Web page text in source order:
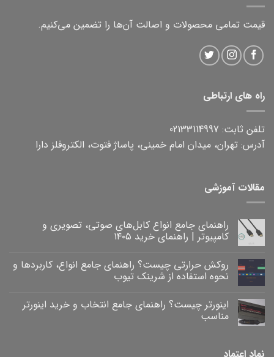
قیمت تمامی محصولات و اصالت آن‌ها را تضمین می‌کنیم.
راه های ارتباطی
تلفن ثابت: 02133114997
آدرس: تهران، میدان امام خمینی، پاساژ فتوت، الکتروفلز دارا
مقالات آموزشی
راهنمای جامع انواع کابل‌های صوتی، تصویری و
کامپیوتر | راهنمای خرید ۱۴۰۵
برای
راهنمای
جامع
صوتی،
تصویری
و
خرید
ثبت
نشده
روکش حرارتی چیست؟ راهنمای جامع انواع، کاربردها و
نحوه استفاده از شرینک تیوب
برای
روکش
حرارتی
انواع،
ثبت
نشده
اینورتر چیست؟ راهنمای جامع انتخاب و خرید اینورتر
مناسب
اینورتر
نشده